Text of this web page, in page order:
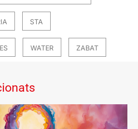
STA
WATER ZABAT